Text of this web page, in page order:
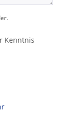
Kenntnis